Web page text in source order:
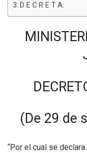
D E C R E T A:
(De 29 de
“Por el cual se